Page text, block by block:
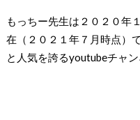
もっちー先生は２０２０年
在（２０２１年７月時点）
と人気を誇るyoutubeチャン